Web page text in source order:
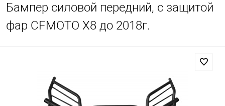
Бампер силовой передний, с защитой
фар CFMOTO X8 до 2018г.